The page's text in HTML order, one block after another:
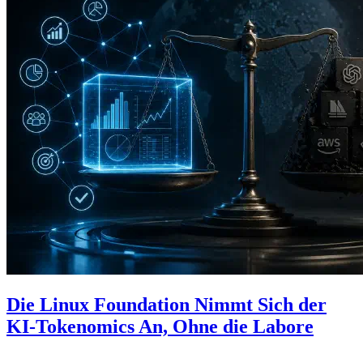
Die Linux Foundation Nimmt Sich der
KI-Tokenomics An, Ohne die Labore